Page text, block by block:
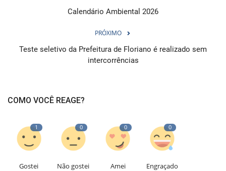
Calendário Ambiental 2026
PRÓXIMO
Teste seletivo da Prefeitura de Floriano é realizado sem
intercorrências
COMO VOCÊ REAGE?
1
Gostei
0
Não gostei
0
Amei
0
Engraçado